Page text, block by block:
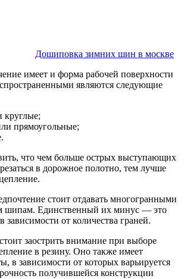
Дошиповка зимних шин в москве
имеет и форма рабочей поверхности
являются следующие
круглые;
прямоугольные;
что чем больше острых выступающих
в дорожное полотно, тем лучше
стоит отдавать многогранными
шипам. Единственный их минус — это
зависимости от количества граней.
заострить внимание при выборе
в резину. Оно также имеет
в зависимости от которых варьируется
получившейся конструкции